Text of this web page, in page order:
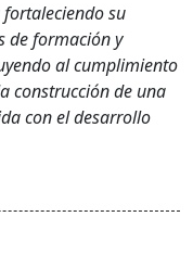
fortaleciendo su
de formación y
al cumplimiento
construcción de una
con el desarrollo